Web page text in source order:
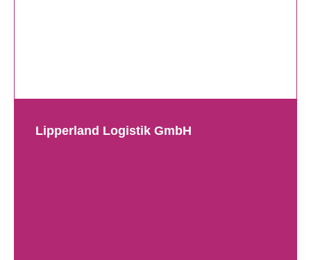
Lipperland Logistik GmbH